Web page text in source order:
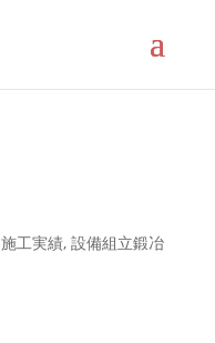
施工実績, 設備組立鍛冶